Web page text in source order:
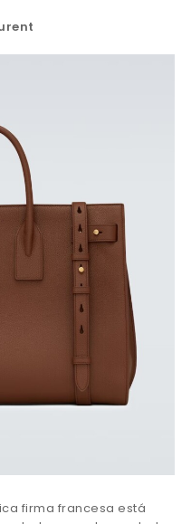
firma francesa está